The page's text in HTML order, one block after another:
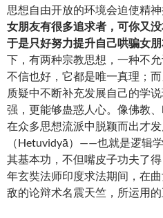
思想自由开放的环境会迫使精
女朋友有很多追求者，可你又
于是只好努力提升自己哄骗女
下，有两种宗教思想，一种不
不信也好，它都是唯一真理；
质疑中不断补充发展自己的学
强，更能够蛊惑人心。像佛教
在众多思想流派中脱颖而出才
（Hetuvidyā）——也就是逻辑
其基本功，不但嘴皮子功夫了
年玄奘法师印度求法期间，在
敌的论辩术名震天竺，所运用的